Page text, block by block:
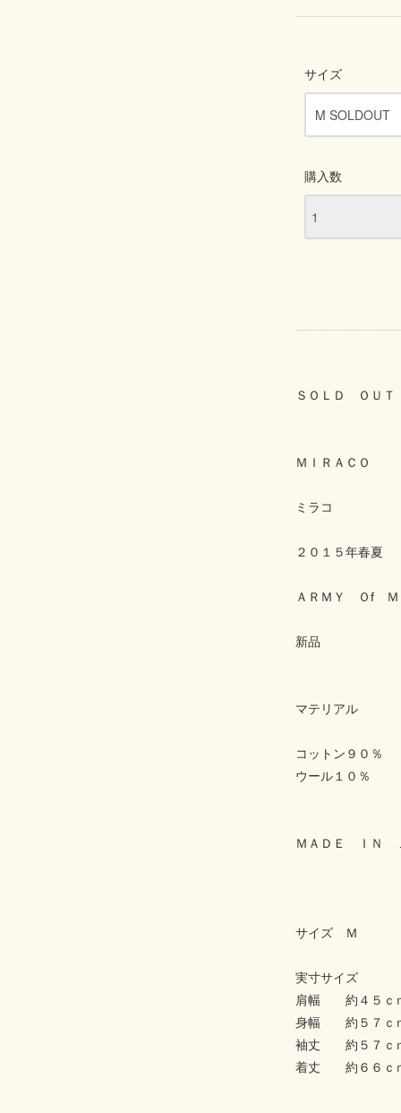
サイズ
購入数
ＳＯＬＤ ＯＵＴ
ＭＩＲＡＣＯ
ミラコ
２０１５年春夏
ＡＲＭＹ Ｏf
新品
マテリアル
コットン９０％
ウール１０％
ＭＡＤＥ ＩＮ
サイズ Ｍ
実寸サイズ
肩幅 約４５ｃ
身幅 約５７ｃ
袖丈 約５７ｃ
着丈 約６６ｃ